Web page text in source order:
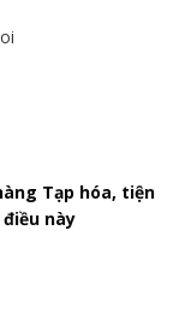
Tạp hóa, tiện
này